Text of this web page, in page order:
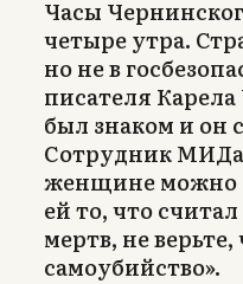
Часы
четыре утра.
но не в
писателя
был знаком и он
Сотрудник МИДа
женщине можно
ей то, что
мертв, не верьте,
самоубийство».